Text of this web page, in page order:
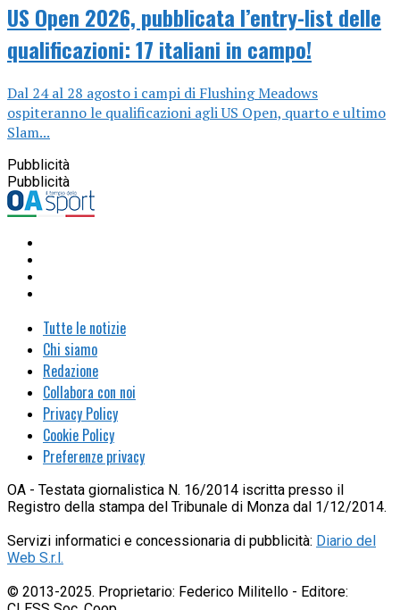
US Open 2026, pubblicata l’entry-list delle
qualificazioni: 17 italiani in campo!
Dal 24 al 28 agosto i campi di Flushing Meadows
ospiteranno le qualificazioni agli US Open, quarto e ultimo
Slam...
Pubblicità
Pubblicità
Tutte le notizie
Chi siamo
Redazione
Collabora con noi
Privacy Policy
Cookie Policy
Preferenze privacy
OA - Testata giornalistica N. 16/2014 iscritta presso il
Registro della stampa del Tribunale di Monza dal 1/12/2014.
Servizi informatici e concessionaria di pubblicità: Diario del
Web S.r.l.
© 2013-2025. Proprietario: Federico Militello - Editore: